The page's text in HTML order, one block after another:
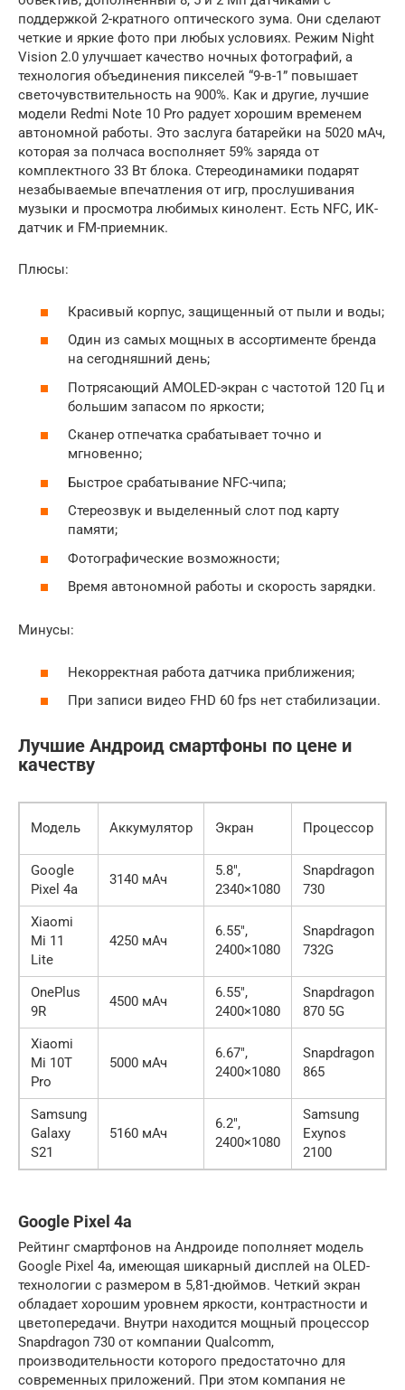
поддержкой 2-кратного оптического зума. Они сделают
четкие и яркие фото при любых условиях. Режим Night
Vision 2.0 улучшает качество ночных фотографий, а
технология объединения пикселей “9-в-1” повышает
светочувствительность на 900%. Как и другие, лучшие
модели Redmi Note 10 Pro радует хорошим временем
автономной работы. Это заслуга батарейки на 5020 мАч,
которая за полчаса восполняет 59% заряда от
комплектного 33 Вт блока. Стереодинамики подарят
незабываемые впечатления от игр, прослушивания
музыки и просмотра любимых кинолент. Есть NFC, ИК-
датчик и FM-приемник.
Плюсы:
Красивый корпус, защищенный от пыли и воды;
Один из самых мощных в ассортименте бренда
на сегодняшний день;
Потрясающий AMOLED-экран с частотой 120 Гц и
большим запасом по яркости;
Сканер отпечатка срабатывает точно и
мгновенно;
Быстрое срабатывание NFC-чипа;
Стереозвук и выделенный слот под карту
памяти;
Фотографические возможности;
Время автономной работы и скорость зарядки.
Минусы:
Некорректная работа датчика приближения;
При записи видео FHD 60 fps нет стабилизации.
Лучшие Андроид смартфоны по цене и
качеству
Модель Аккумулятор Экран Процессор
Google
Pixel 4a
3140 мАч
5.8″,
2340×1080
Snapdragon
730
Xiaomi
Mi 11
Lite
4250 мАч
6.55″,
2400×1080
Snapdragon
732G
OnePlus
9R
4500 мАч
6.55″,
2400×1080
Snapdragon
870 5G
Xiaomi
Mi 10T
Pro
5000 мАч
6.67″,
2400×1080
Snapdragon
865
Samsung
Galaxy
S21
5160 мАч
6.2″,
2400×1080
Samsung
Exynos
2100
Google Pixel 4a
Рейтинг смартфонов на Андроиде пополняет модель
Google Pixel 4a, имеющая шикарный дисплей на OLED-
технологии с размером в 5,81-дюймов. Четкий экран
обладает хорошим уровнем яркости, контрастности и
цветопередачи. Внутри находится мощный процессор
Snapdragon 730 от компании Qualcomm,
производительности которого предостаточно для
современных приложений. При этом компания не